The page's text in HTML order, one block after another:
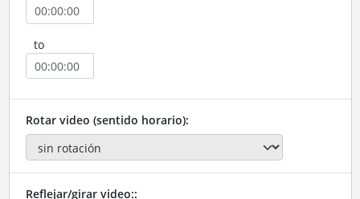
to
Rotar video (sentido horario):
Reflejar/girar video::